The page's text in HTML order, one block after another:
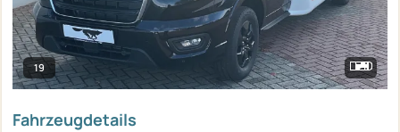
19
Fahrzeugdetails